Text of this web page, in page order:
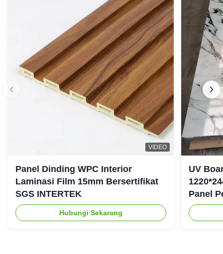
VIDEO
Panel Dinding WPC Interior
Laminasi Film 15mm Bersertifikat
SGS INTERTEK
Hubungi Sekarang
UV
Panel